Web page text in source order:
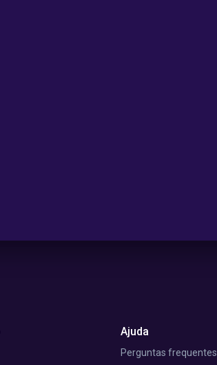
Ajuda
Perguntas frequentes